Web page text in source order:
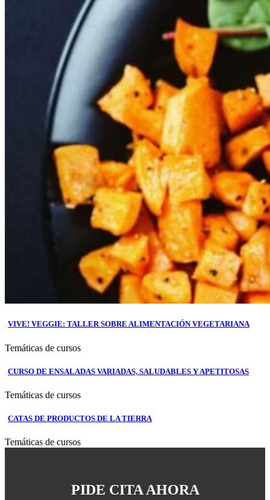
VIVE! VEGGIE: TALLER SOBRE ALIMENTACIÓN VEGETARIANA
Temáticas de cursos
CURSO DE ENSALADAS VARIADAS, SALUDABLES Y APETITOSAS
Temáticas de cursos
CATAS DE PRODUCTOS DE LA TIERRA
Temáticas de cursos
PIDE CITA AHORA